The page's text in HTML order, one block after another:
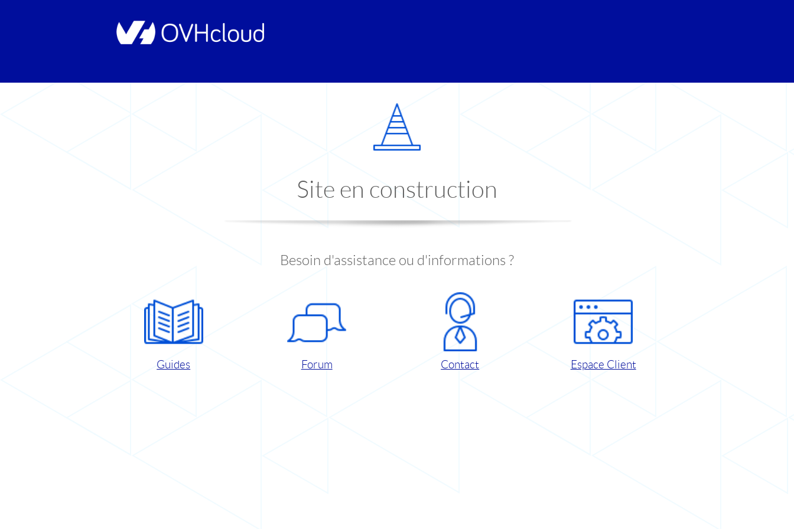
Site en construction
Besoin d'assistance ou d'informations ?
Guides Forum Contact Espace Client